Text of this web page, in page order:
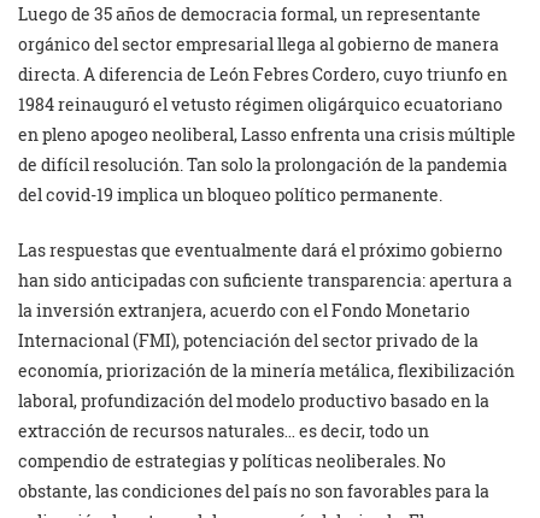
Luego de 35 años de democracia formal, un representante
orgánico del sector empresarial llega al gobierno de manera
directa. A diferencia de León Febres Cordero, cuyo triunfo en
1984 reinauguró el vetusto régimen oligárquico ecuatoriano
en pleno apogeo neoliberal, Lasso enfrenta una crisis múltiple
de difícil resolución. Tan solo la prolongación de la pandemia
del covid-19 implica un bloqueo político permanente.
Las respuestas que eventualmente dará el próximo gobierno
han sido anticipadas con suficiente transparencia: apertura a
la inversión extranjera, acuerdo con el Fondo Monetario
Internacional (FMI), potenciación del sector privado de la
economía, priorización de la minería metálica, flexibilización
laboral, profundización del modelo productivo basado en la
extracción de recursos naturales… es decir, todo un
compendio de estrategias y políticas neoliberales. No
obstante, las condiciones del país no son favorables para la